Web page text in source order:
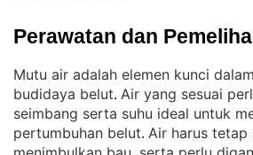
Perawatan dan
Mutu air adalah elemen kunci
budidaya belut. Air yang sesuai
seimbang serta suhu ideal untuk
pertumbuhan belut. Air harus